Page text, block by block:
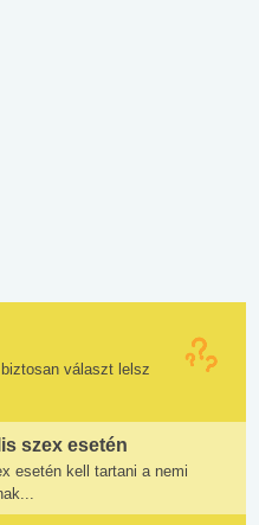
választ lelsz
szex esetén
esetén kell tartani a nemi